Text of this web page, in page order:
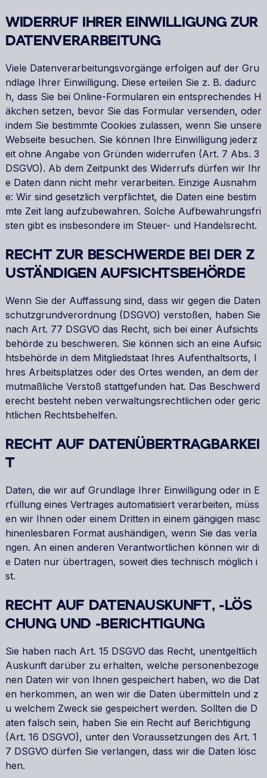
WIDERRUF IHRER EINWILLIGUNG ZUR
DATENVERARBEITUNG
Viele Datenverarbeitungsvorgänge erfolgen auf der Gru
ndlage Ihrer Einwilligung. Diese erteilen Sie z. B. dadurc
h, dass Sie bei Online-Formularen ein entsprechendes H
äkchen setzen, bevor Sie das Formular versenden, oder
indem Sie bestimmte Cookies zulassen, wenn Sie unsere
Webseite besuchen. Sie können Ihre Einwilligung jederz
eit ohne Angabe von Gründen widerrufen (Art. 7 Abs. 3
DSGVO). Ab dem Zeitpunkt des Widerrufs dürfen wir Ihr
e Daten dann nicht mehr verarbeiten. Einzige Ausnahm
e: Wir sind gesetzlich verpflichtet, die Daten eine bestim
mte Zeit lang aufzubewahren. Solche Aufbewahrungsfri
sten gibt es insbesondere im Steuer- und Handelsrecht.
RECHT ZUR BESCHWERDE BEI DER Z
USTÄNDIGEN AUFSICHTSBEHÖRDE
Wenn Sie der Auffassung sind, dass wir gegen die Daten
schutzgrundverordnung (DSGVO) verstoßen, haben Sie
nach Art. 77 DSGVO das Recht, sich bei einer Aufsichts
behörde zu beschweren. Sie können sich an eine Aufsic
htsbehörde in dem Mitgliedstaat Ihres Aufenthaltsorts, I
hres Arbeitsplatzes oder des Ortes wenden, an dem der
mutmaßliche Verstoß stattgefunden hat. Das Beschwerd
erecht besteht neben verwaltungsrechtlichen oder geric
htlichen Rechtsbehelfen.
RECHT AUF DATENÜBERTRAGBARKEI
T
Daten, die wir auf Grundlage Ihrer Einwilligung oder in E
rfüllung eines Vertrages automatisiert verarbeiten, müss
en wir Ihnen oder einem Dritten in einem gängigen masc
hinenlesbaren Format aushändigen, wenn Sie das verla
ngen. An einen anderen Verantwortlichen können wir di
e Daten nur übertragen, soweit dies technisch möglich i
st.
RECHT AUF DATENAUSKUNFT, -LÖS
CHUNG UND -BERICHTIGUNG
Sie haben nach Art. 15 DSGVO das Recht, unentgeltlich
Auskunft darüber zu erhalten, welche personenbezoge
nen Daten wir von Ihnen gespeichert haben, wo die Dat
en herkommen, an wen wir die Daten übermitteln und z
u welchem Zweck sie gespeichert werden. Sollten die D
aten falsch sein, haben Sie ein Recht auf Berichtigung
(Art. 16 DSGVO), unter den Voraussetzungen des Art. 1
7 DSGVO dürfen Sie verlangen, dass wir die Daten lösc
hen.